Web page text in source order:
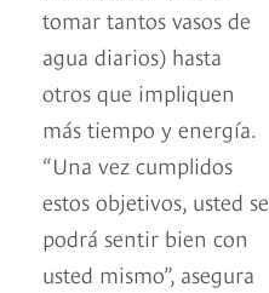
tomar tantos vasos de
agua diarios) hasta
otros que impliquen
más tiempo y energía.
“Una vez cumplidos
estos objetivos, usted se
podrá sentir bien con
usted mismo”, asegura